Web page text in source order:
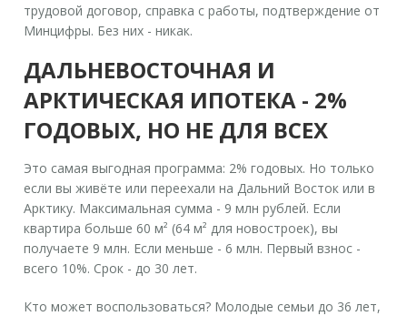
трудовой договор, справка с работы, подтверждение от
Минцифры. Без них - никак.
ДАЛЬНЕВОСТОЧНАЯ И
АРКТИЧЕСКАЯ ИПОТЕКА - 2%
ГОДОВЫХ, НО НЕ ДЛЯ ВСЕХ
Это самая выгодная программа: 2% годовых. Но только
если вы живёте или переехали на Дальний Восток или в
Арктику. Максимальная сумма - 9 млн рублей. Если
квартира больше 60 м² (64 м² для новостроек), вы
получаете 9 млн. Если меньше - 6 млн. Первый взнос -
всего 10%. Срок - до 30 лет.
Кто может воспользоваться? Молодые семьи до 36 лет,